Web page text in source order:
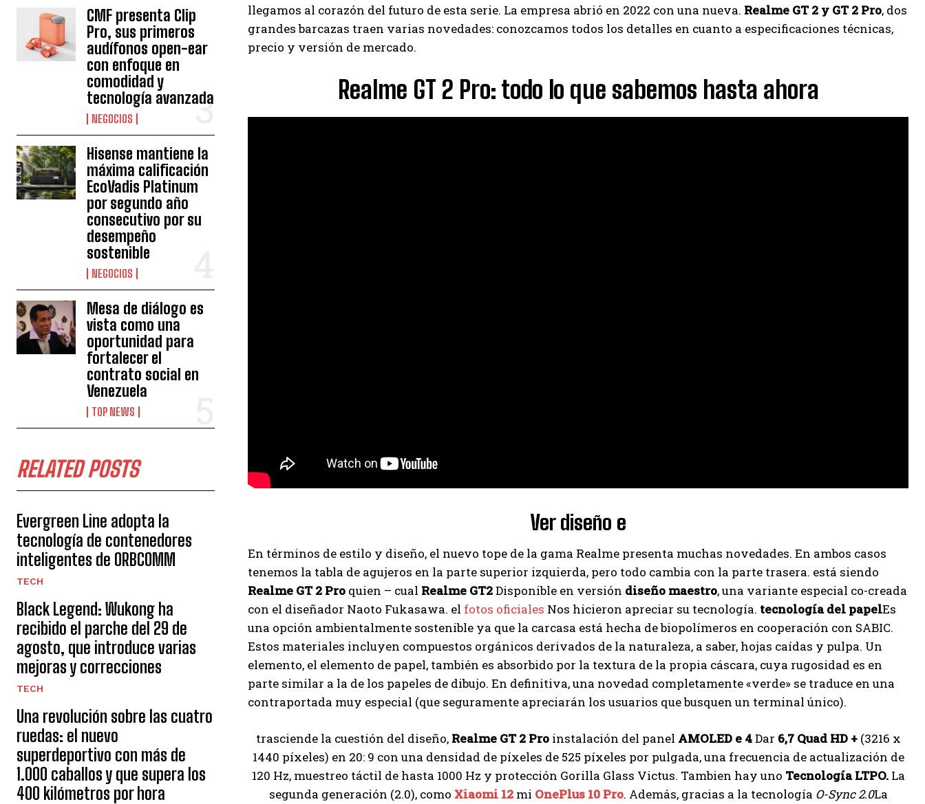
I WANT IN
I've read and accept thePrivacy Policy.
Ayhan
CMF presenta Clip
Pro, sus primeros
audífonos open-ear
con enfoque en
comodidad y
tecnología avanzada
NEGOCIOS
Hisense mantiene la
máxima calificación
EcoVadis Platinum
por segundo año
consecutivo por su
desempeño
sostenible
NEGOCIOS
Mesa de diálogo es
vista como una
oportunidad para
fortalecer el
contrato social en
Venezuela
TOP NEWS
RELATED POSTS
Evergreen Line adopta la
tecnología de contenedores
inteligentes de ORBCOMM
TECH
Black Legend: Wukong ha
recibido el parche del 29 de
agosto, que introduce varias
mejoras y correcciones
TECH
Una revolución sobre las cuatro
ruedas: el nuevo
superdeportivo con más de
1.000 caballos y que supera los
400 kilómetros por hora
llegamos al corazón del futuro de esta serie. La empresa abrió en 2022 con una nueva. Realme GT 2 y GT 2 Pro, dos
grandes barcazas traen varias novedades: conozcamos todos los detalles en cuanto a especificaciones técnicas,
precio y versión de mercado.
Realme GT 2 Pro: todo lo que sabemos hasta ahora
Ver diseño e
En términos de estilo y diseño, el nuevo tope de la gama Realme presenta muchas novedades. En ambos casos
tenemos la tabla de agujeros en la parte superior izquierda, pero todo cambia con la parte trasera. está siendo
Realme GT 2 Pro quien – cual Realme GT2Disponible en versión diseño maestro, una variante especial co-creada
con el diseñador Naoto Fukasawa. el fotos oficiales Nos hicieron apreciar su tecnología. tecnología del papelEs
una opción ambientalmente sostenible ya que la carcasa está hecha de biopolímeros en cooperación con SABIC.
Estos materiales incluyen compuestos orgánicos derivados de la naturaleza, a saber, hojas caídas y pulpa. Un
elemento, el elemento de papel, también es absorbido por la textura de la propia cáscara, cuya rugosidad es en
parte similar a la de los papeles de dibujo. En definitiva, una novedad completamente «verde» se traduce en una
contraportada muy especial (que seguramente apreciarán los usuarios que busquen un terminal único).
trasciende la cuestión del diseño, Realme GT 2 Proinstalación del panel AMOLED e 4Dar 6,7 Quad HD +(3216 x
1440 píxeles) en 20: 9 con una densidad de píxeles de 525 píxeles por pulgada, una frecuencia de actualización de
120 Hz, muestreo táctil de hasta 1000 Hz y protección Gorilla Glass Victus. Tambien hay uno Tecnología LTPO.La
segunda generación (2.0), como Xiaomi 12mi OnePlus 10 Pro. Además, gracias a la tecnología O-Sync 2.0La